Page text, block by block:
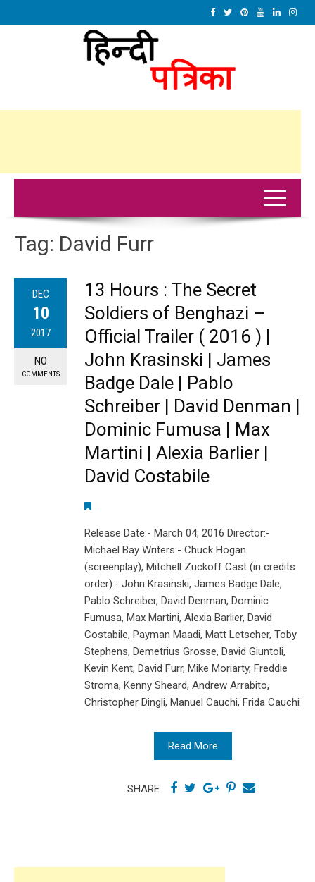
Tag: David Furr
DEC
10
2017
NO
COMMENTS
13 Hours : The Secret
Soldiers of Benghazi –
Official Trailer ( 2016 ) |
John Krasinski | James
Badge Dale | Pablo
Schreiber | David Denman |
Dominic Fumusa | Max
Martini | Alexia Barlier |
David Costabile
Release Date:- March 04, 2016 Director:-
Michael Bay Writers:- Chuck Hogan
(screenplay), Mitchell Zuckoff Cast (in credits
order):- John Krasinski, James Badge Dale,
Pablo Schreiber, David Denman, Dominic
Fumusa, Max Martini, Alexia Barlier, David
Costabile, Payman Maadi, Matt Letscher, Toby
Stephens, Demetrius Grosse, David Giuntoli,
Kevin Kent, David Furr, Mike Moriarty, Freddie
Stroma, Kenny Sheard, Andrew Arrabito,
Christopher Dingli, Manuel Cauchi, Frida Cauchi
Read More
SHARE